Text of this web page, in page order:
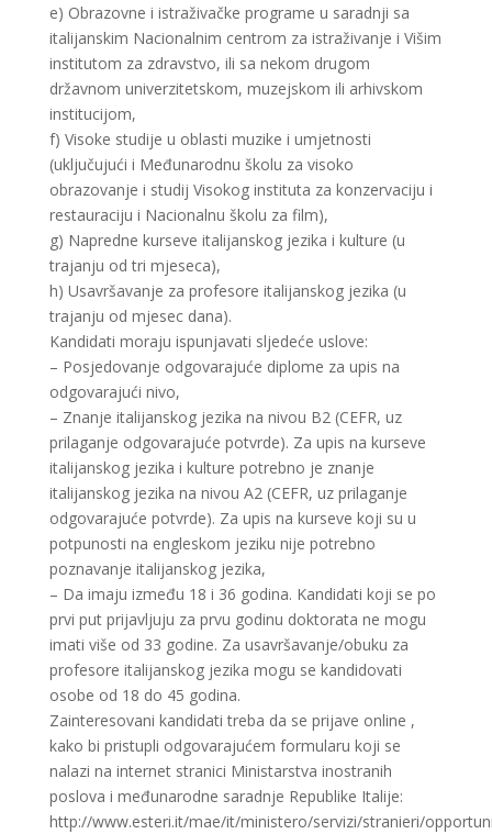
e) Obrazovne i istraživačke programe u saradnji sa
italijanskim Nacionalnim centrom za istraživanje i Višim
institutom za zdravstvo, ili sa nekom drugom
državnom univerzitetskom, muzejskom ili arhivskom
institucijom,
f) Visoke studije u oblasti muzike i umjetnosti
(uključujući i Međunarodnu školu za visoko
obrazovanje i studij Visokog instituta za konzervaciju i
restauraciju i Nacionalnu školu za film),
g) Napredne kurseve italijanskog jezika i kulture (u
trajanju od tri mjeseca),
h) Usavršavanje za profesore italijanskog jezika (u
trajanju od mjesec dana).
Kandidati moraju ispunjavati sljedeće uslove:
– Posjedovanje odgovarajuće diplome za upis na
odgovarajući nivo,
– Znanje italijanskog jezika na nivou B2 (CEFR, uz
prilaganje odgovarajuće potvrde). Za upis na kurseve
italijanskog jezika i kulture potrebno je znanje
italijanskog jezika na nivou A2 (CEFR, uz prilaganje
odgovarajuće potvrde). Za upis na kurseve koji su u
potpunosti na engleskom jeziku nije potrebno
poznavanje italijanskog jezika,
– Da imaju između 18 i 36 godina. Kandidati koji se po
prvi put prijavljuju za prvu godinu doktorata ne mogu
imati više od 33 godine. Za usavršavanje/obuku za
profesore italijanskog jezika mogu se kandidovati
osobe od 18 do 45 godina.
Zainteresovani kandidati treba da se prijave online ,
kako bi pristupli odgovarajućem formularu koji se
nalazi na internet stranici Ministarstva inostranih
poslova i međunarodne saradnje Republike Italije:
http://www.esteri.it/mae/it/ministero/servizi/stranieri/